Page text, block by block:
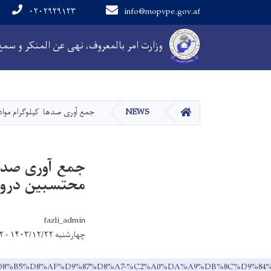
وزارت امر بالمعروف، نهی عن المنکر و
info@mopvpe.gov.af ۰۲۰۲۹۲۹۱۲۳
Main navigation
HOME
NEWS جمع آوری صدها کیلوگرام
جمع آوری
محتسبین
fazli_admin
چهارشنبه ۱۴۰۳/۱۲/۲۲ - ۱۰:۴۲